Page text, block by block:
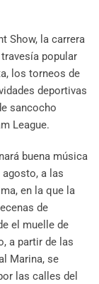
Show, la carrera
popular
los torneos de
deportivas
sancocho
League.
buena música
a las
en la que la
de
el muelle de
a partir de las
Marina, se
las calles del